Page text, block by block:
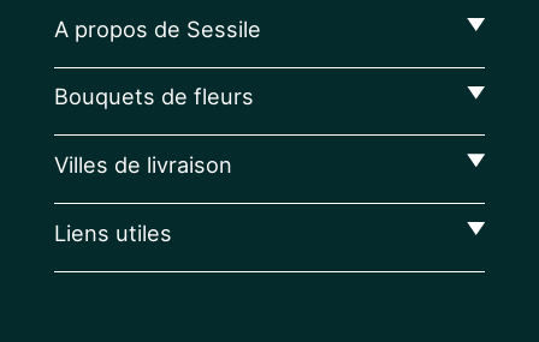
A propos de Sessile
Bouquets de fleurs
Villes de livraison
Liens utiles